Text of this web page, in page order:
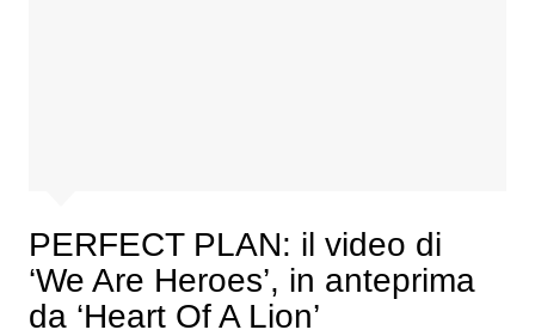
PERFECT PLAN: il video di
‘We Are Heroes’, in anteprima
da ‘Heart Of A Lion’